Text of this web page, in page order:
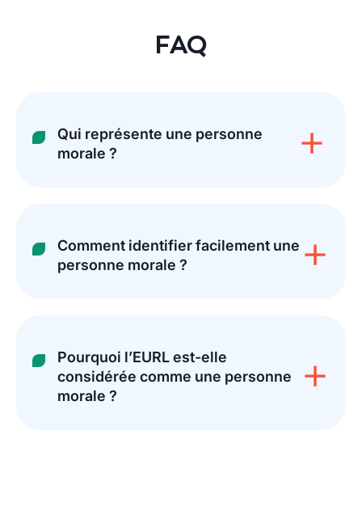
FAQ
Qui représente une personne
morale ?
Comment identifier facilement une
personne morale ?
Pourquoi l’EURL est-elle
considérée comme une personne
morale ?